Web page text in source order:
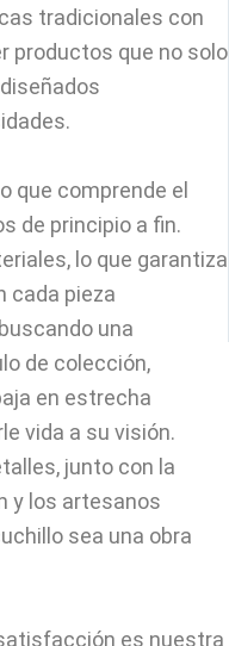
tradicionales con
productos que no solo
que comprende el
de principio a fin.
lo que garantiza
cada pieza
una
de colección,
en estrecha
vida a su visión.
junto con la
y los artesanos
sea una obra
es nuestra